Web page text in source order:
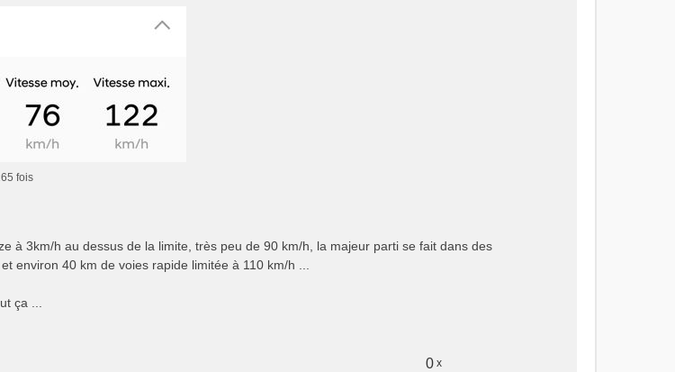
fois
à 3km/h au dessus de la limite, très peu de 90 km/h, la majeur parti se fait dans des
environ 40 km de voies rapide limitée à 110 km/h ...
ça ...
0 x